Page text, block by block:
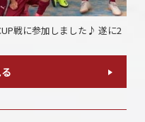
戦に参加しました♪ 遂に2